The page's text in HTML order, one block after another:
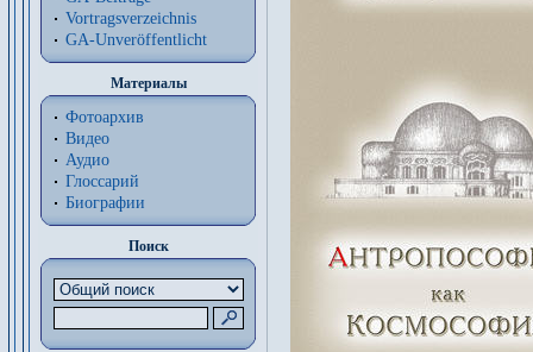
Vortragsverzeichnis
GA-Unveröffentlicht
Материалы
Фотоархив
Видео
Аудио
Глоссарий
Биографии
Поиск